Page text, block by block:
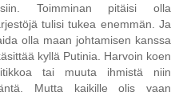
Toimminan pitäisi olla
tulisi tukea enemmän. Ja
olla maan johtamisen kanssa
kyllä Putinia. Harvoin koen
tai muuta ihmistä niin
Mutta kaikille olis vaan